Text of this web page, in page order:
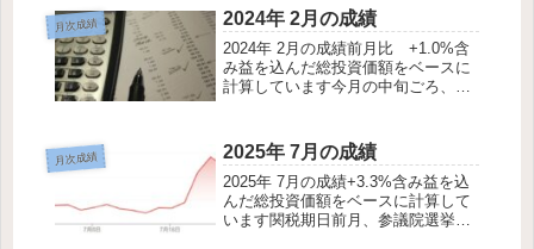
売られることが多かったです。魔の
九月は暴落が来ませんでした。それ
どころ...
月次成績 2024年 2月の成績
2024年 2月の成績前月比 +1.0%含
み益を込んだ総投資価額をベースに
計算しています今月の中旬ごろ、日
した。SQ週は気を付けなければいけ
ないのに、欲をかいてポジションを
軽く...
月次成績 2025年 7月の成績
2025年 7月の成績+3.3%含み益を込
んだ総投資価額をベースに計算して
います関税期日前月、参議院選挙と